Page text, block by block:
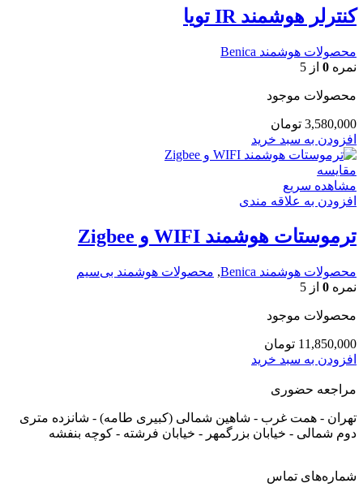
کنترلر هوشمند IR تویا
محصولات هوشمند Benica
نمره 0 از 5
محصولات موجود
3,580,000 تومان
افزودن به سبد خرید
مقایسه
مشاهده سریع
افزودن به علاقه مندی
ترموستات هوشمند WIFI و Zigbee
محصولات هوشمند Benica , محصولات هوشمند بی‌سیم
نمره 0 از 5
محصولات موجود
11,850,000 تومان
افزودن به سبد خرید
مراجعه حضوری
تهران - همت غرب - شاهین شمالی (کبیری طامه) - شانزده متری
دوم شمالی - خیابان بزرگمهر - خیابان فرشته - کوچه بنفشه
شماره‌های تماس